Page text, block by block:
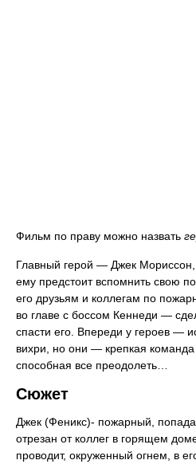
Фильм по праву можно назвать
Главный герой — Джек
ему предстоит вспомнить свою
его друзьям и коллегам по
во главе с боссом Кеннеди —
спасти его. Впереди у героев —
вихри, но они — крепкая
способная все преодолеть…
Сюжет
Джек (Феникс)- пожарный,
отрезан от коллег в горящем
проводит, окруженный огнем, в